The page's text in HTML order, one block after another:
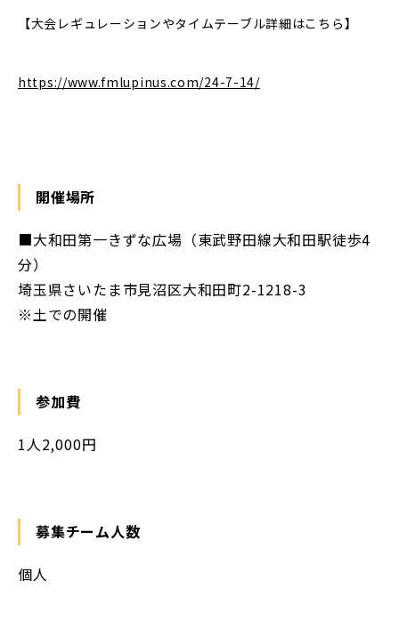
【大会レギュレーションやタイムテーブル詳細はこちら】
https://www.fmlupinus.com/24-7-14/
開催場所
■大和田第一きずな広場（東武野田線大和田駅徒歩4
分）
埼玉県さいたま市見沼区大和田町2-1218-3
※土での開催
参加費
1人2,000円
募集チーム人数
個人